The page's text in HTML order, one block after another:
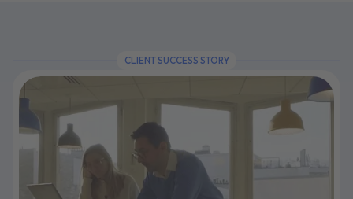
CLIENT SUCCESS STORY